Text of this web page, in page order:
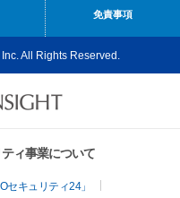
免責事項
All Rights Reserved.
ィ事業について
キュリティ24」